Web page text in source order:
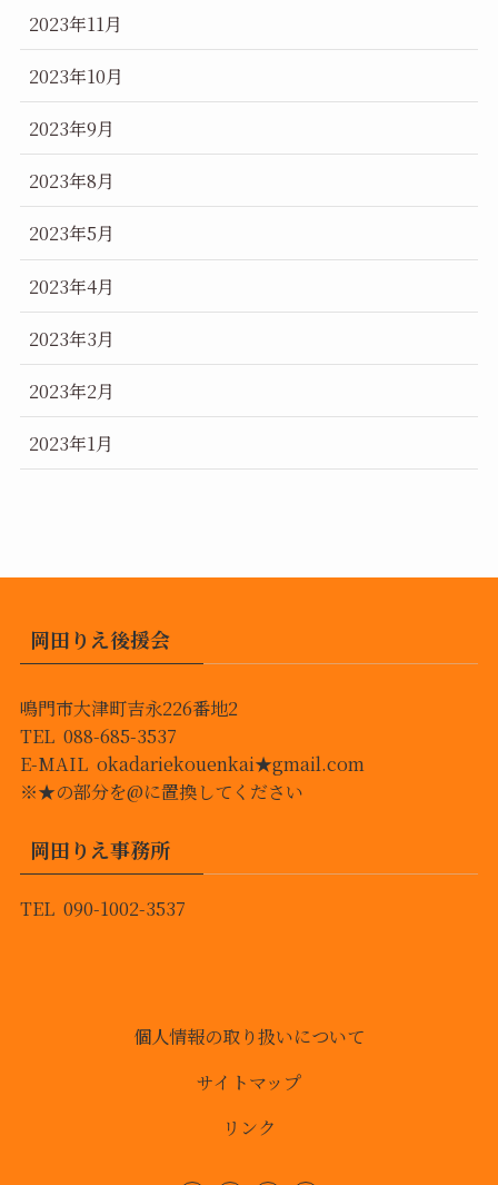
2023年11月
2023年10月
2023年9月
2023年8月
2023年5月
2023年4月
2023年3月
2023年2月
2023年1月
岡田りえ後援会
鳴門市大津町吉永226番地2
TEL 088-685-3537
E-MAIL okadariekouenkai★gmail.com
※★の部分を@に置換してください
岡田りえ事務所
TEL 090-1002-3537
個人情報の取り扱いについて
サイトマップ
リンク